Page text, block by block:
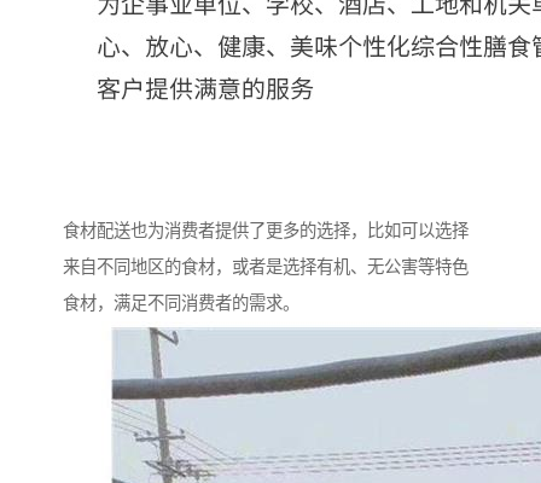
食材配送也为消费者提供了更多的选择，比如可以选择
来自不同地区的食材，或者是选择有机、无公害等特色
食材，满足不同消费者的需求。